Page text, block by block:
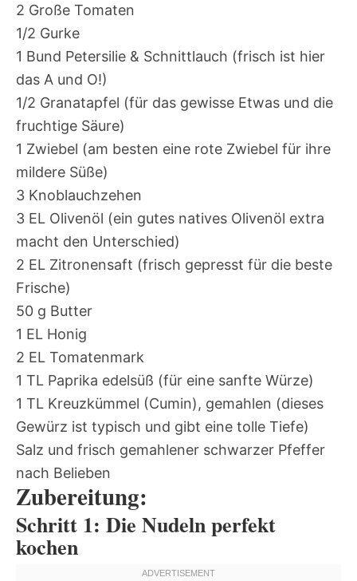
2 Große Tomaten
1/2 Gurke
1 Bund Petersilie & Schnittlauch (frisch ist hier
das A und O!)
1/2 Granatapfel (für das gewisse Etwas und die
fruchtige Säure)
1 Zwiebel (am besten eine rote Zwiebel für ihre
mildere Süße)
3 Knoblauchzehen
3 EL Olivenöl (ein gutes natives Olivenöl extra
macht den Unterschied)
2 EL Zitronensaft (frisch gepresst für die beste
Frische)
50 g Butter
1 EL Honig
2 EL Tomatenmark
1 TL Paprika edelsüß (für eine sanfte Würze)
1 TL Kreuzkümmel (Cumin), gemahlen (dieses
Gewürz ist typisch und gibt eine tolle Tiefe)
Salz und frisch gemahlener schwarzer Pfeffer
nach Belieben
Zubereitung:
Schritt 1: Die Nudeln perfekt
kochen